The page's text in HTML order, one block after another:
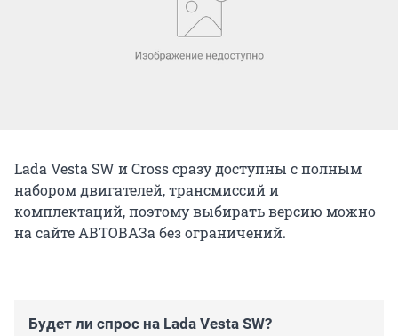
Lada Vesta SW и Cross сразу доступны с полным
набором двигателей, трансмиссий и
комплектаций, поэтому выбирать версию можно
на сайте АВТОВАЗа без ограничений.
Будет ли спрос на Lada Vesta SW?